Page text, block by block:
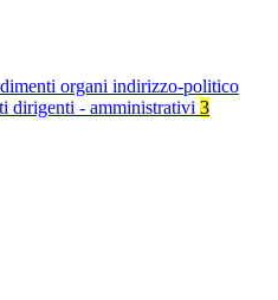
organi indirizzo-politico
dirigenti - amministrativi 3